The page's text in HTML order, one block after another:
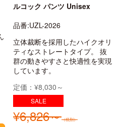
ルコック パンツ Unisex
品番:UZL-2026
立体裁断を採用したハイクオリ
ティなストレートタイプ。 抜
群の動きやすさと快適性を実現
しています。
定価：¥8,030～
¥6,826～（税別）